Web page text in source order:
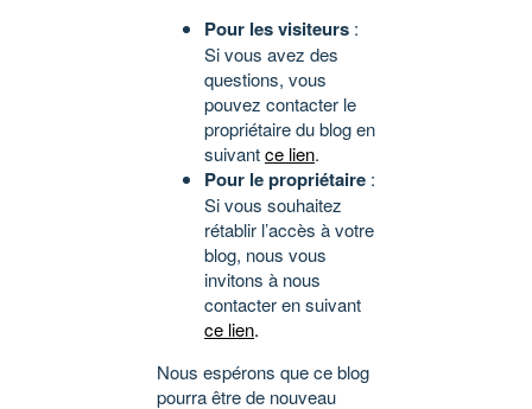
Pour les visiteurs :
Si vous avez des
questions, vous
pouvez contacter le
propriétaire du blog en
suivantce lien.
Pour le propriétaire :
Si vous souhaitez
rétablir l’accès à votre
blog, nous vous
invitons à nous
contacter en suivant
ce lien.
Nous espérons que ce blog
pourra être de nouveau